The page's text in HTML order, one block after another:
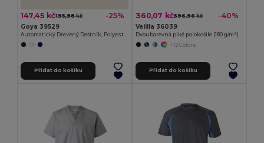
147,45 kč195,98 kč -25%
Goya 39529
Přidat do košíku
360,07 kč596,96 kč -40%
Velilla 36039
+12 Colors
Přidat do košíku